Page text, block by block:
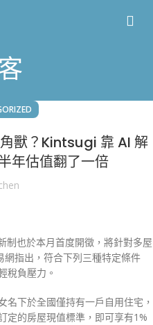
獸？Kintsugi 靠 AI 解
年估值翻了一倍
制也於本月首度開徵，將針對多屋
指出，符合下列三種特定條件
稅負壓力。
名下於全國僅持有一戶自用住宅，
定的房屋現值標準，即可享有1%